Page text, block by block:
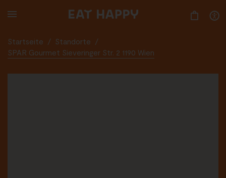
TO
Startseite / Standorte
/
SPAR Gourmet Sieveringer Str. 2 1190 Wien